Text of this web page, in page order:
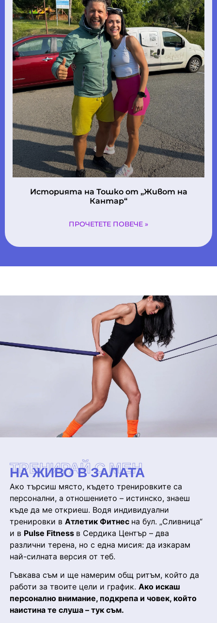
Историята на Тошко oт „Живот на
Кантар“
ПРОЧЕТЕТЕ ПОВЕЧЕ »
ТРЕНИРАЙ С МЕН
НА ЖИВО В ЗАЛАТА
Ако търсиш място, където тренировките са
персонални, а отношението – истинско, знаеш
къде да ме откриеш. Водя индивидуални
тренировки в Атлетик Фитнес на бул. „Сливница“
и в Pulse Fitness в Сердика Център – два
различни терена, но с една мисия: да изкарам
най-силната версия от теб.
Гъвкава съм и ще намерим общ ритъм, който да
работи за твоите цели и график. Ако искаш
персонално внимание, подкрепа и човек, който
наистина те слуша – тук съм.